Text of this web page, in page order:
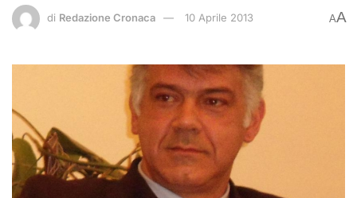
di Redazione Cronaca 10 Aprile 2013 AA